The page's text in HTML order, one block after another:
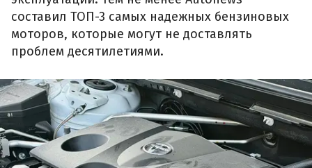
составил ТОП-3 самых надежных бензиновых
моторов, которые могут не доставлять
проблем десятилетиями.